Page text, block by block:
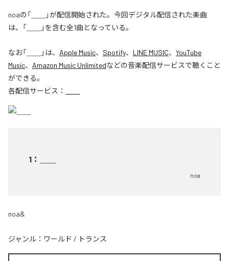
noaの「＿＿」が配信開始された。今回デジタル配信された楽曲
は、「＿＿」を含む全1曲となっている。
なお「 」は、 Apple Music、 Spotify、 LINE MUSIC、 YouTube
Music、 Amazon Music Unlimitedなどの音楽配信サービスで聴くこと
ができる。
各配信サービス：
1 ：
noa
noa&
ジャンル： ワールド / トランス